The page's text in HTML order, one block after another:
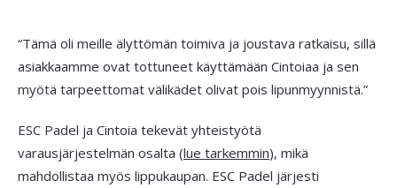
“Tämä oli meille älyttömän toimiva ja joustava ratkaisu, sillä
asiakkaamme ovat tottuneet käyttämään Cintoiaa ja sen
myötä tarpeettomat välikädet olivat pois lipunmyynnistä.”
ESC Padel ja Cintoia tekevät yhteistyötä
varausjärjestelmän osalta (lue tarkemmin), mikä
mahdollistaa myös lippukaupan. ESC Padel järjesti